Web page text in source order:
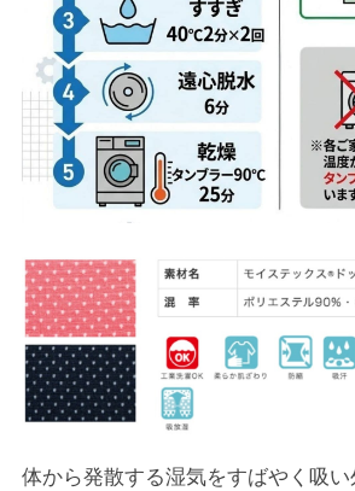
体から発散する湿気をすばやく吸